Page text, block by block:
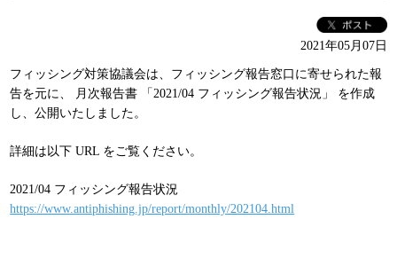
メンバー
2021年05月07日
フィッシング対策協議会は、フィッシング報告窓口に寄せられた報
告を元に、 月次報告書 「2021/04 フィッシング報告状況」 を作成
し、公開いたしました。
詳細は以下 URL をご覧ください。
2021/04 フィッシング報告状況
https://www.antiphishing.jp/report/monthly/202104.html